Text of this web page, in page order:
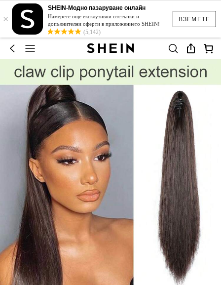
ВЗЕМЕТЕ
×
SHEIN-Модно пазаруване онлайн
Намерете още ексклузивни отстъпки и
допълнителни оферти в приложението SHEIN!
(5,142)